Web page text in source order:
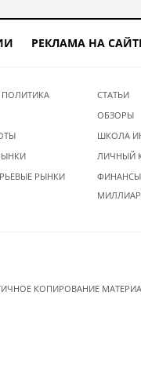
РЕКЛАМА НА
РЫНКИ
СТАТЬИ
ОБЗОРЫ
ШКОЛА
ЛИЧНЫЙ
КОПИРОВАНИЕ